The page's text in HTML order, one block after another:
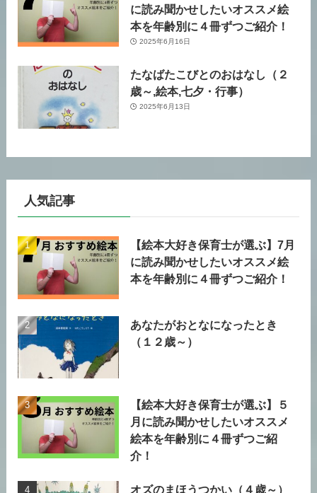
に読み聞かせしたいオススメ絵
本を年齢別に４冊ずつご紹介！
2025年6月16日
たなばたこびとのおはなし（２
歳～,絵本,七夕・行事）
2025年6月13日
人気記事
【絵本大好き保育士が選ぶ】7月
に読み聞かせしたいオススメ絵
本を年齢別に４冊ずつご紹介！
あなたがおとなになったとき
（１２歳～）
【絵本大好き保育士が選ぶ】５
月に読み聞かせしたいオススメ
絵本を年齢別に４冊ずつご紹
介！
オズのまほうつかい（４歳～）